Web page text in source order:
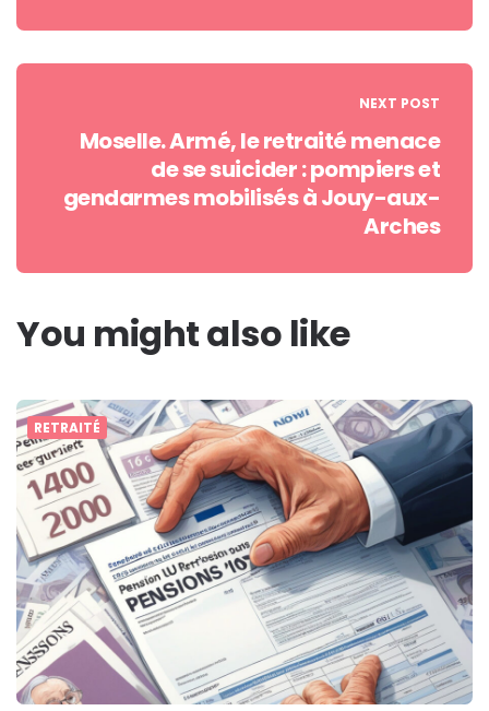
NEXT POST
Moselle. Armé, le retraité menace
de se suicider : pompiers et
gendarmes mobilisés à Jouy-aux-
Arches
You might also like
RETRAITÉ